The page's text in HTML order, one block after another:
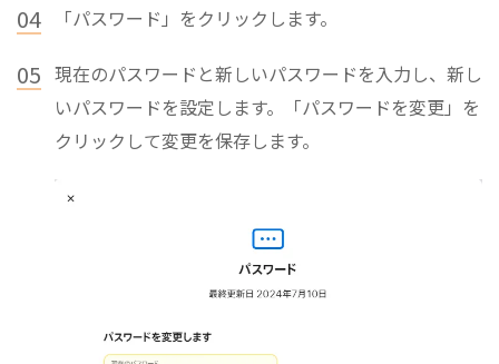
04 「パスワード」をクリックします。
05 現在のパスワードと新しいパスワードを入力し、新し
いパスワードを設定します。「パスワードを変更」を
クリックして変更を保存します。